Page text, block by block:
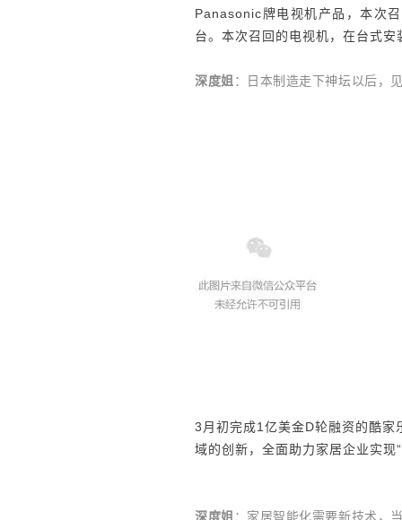
Panasonic牌电视机产品，本次
台。本次召回的电视机，在台式
深度姐：日本制造走下神坛以后，
3月初完成1亿美金D轮融资的酷家
域的创新，全面助力家居企业实
深度姐 ：家居智能化需要新技术，